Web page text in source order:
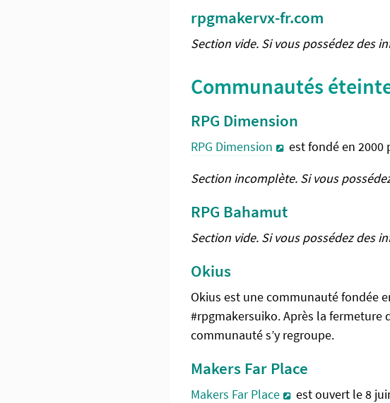
rpgmakervx-fr.com
Section vide. Si vous possédez des
Communautés
RPG Dimension
RPG Dimension
est fondé en 2000
Section incomplète. Si vous
RPG Bahamut
Section vide. Si vous possédez des
Okius
Okius est une communauté fondée
#rpgmakersuiko. Après la fermeture
communauté s’y regroupe.
Makers Far Place
Makers Far Place
est ouvert le 8